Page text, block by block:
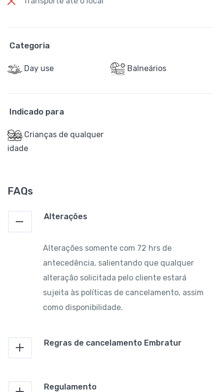
Categoria
Day use Balneários
Indicado para
Crianças de qualquer
idade
FAQs
Alterações
Alterações somente com 72 hrs de
antecedência, salientando que qualquer
alteração solicitada pelo cliente estará
sujeita às políticas de cancelamento, assim
como disponibilidade.
Regras de cancelamento Embratur
Regulamento